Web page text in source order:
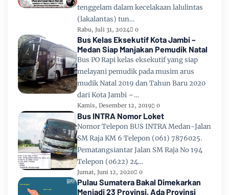
tenggelam dalam kecelakaan lalulintas
(lakalantas) tun…
Rabu, Juli 31, 2024 0
Bus Kelas Eksekutif Kota Jambi –
Medan Siap Manjakan Pemudik Natal
Bus PO Rapi kelas eksekutif yang siap
melayani pemudik pada musim arus
mudik Natal 2019 dan Tahun Baru 2020
dari Kota Jambi –…
Kamis, Desember 12, 2019 0
Bus INTRA Nomor Loket
Nomor Telepon BUS INTRA Medan-Jalan
SM Raja KM 6 Telepon (061) 7876025.
Pematangsiantar Jalan SM Raja No 194
Telepon (0622) 24…
Jumat, Juni 12, 2020 0
Pulau Sumatera Bakal Dimekarkan
Menjadi 23 Provinsi, Ada Provinsi